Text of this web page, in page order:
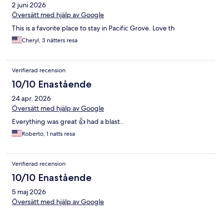
2 juni 2026
Översätt med hjälp av Google
This is a favorite place to stay in Pacific Grove. Love th
Cheryl, 3 nätters resa
Verifierad recension
10/10 Enastående
24 apr. 2026
Översätt med hjälp av Google
Everything was great 👍 had a blast..
Roberto, 1 natts resa
Verifierad recension
10/10 Enastående
5 maj 2026
Översätt med hjälp av Google